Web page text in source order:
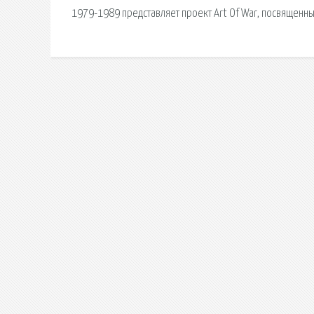
1979-1989 представляет проект Art Of War,